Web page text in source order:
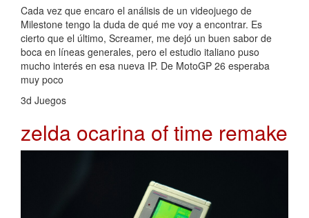
Cada vez que encaro el análisis de un videojuego de
Milestone tengo la duda de qué me voy a encontrar. Es
cierto que el último, Screamer, me dejó un buen sabor de
boca en líneas generales, pero el estudio italiano puso
mucho interés en esa nueva IP. De MotoGP 26 esperaba
muy poco
3d Juegos
zelda ocarina of time remake